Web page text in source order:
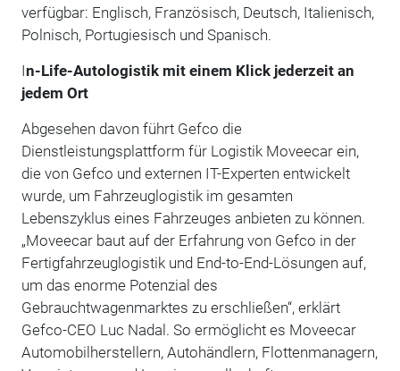
verfügbar: Englisch, Französisch, Deutsch, Italienisch,
Polnisch, Portugiesisch und Spanisch.
In-Life-Autologistik mit einem Klick jederzeit an
jedem Ort
Abgesehen davon führt Gefco die
Dienstleistungsplattform für Logistik Moveecar ein,
die von Gefco und externen IT-Experten entwickelt
wurde, um Fahrzeuglogistik im gesamten
Lebenszyklus eines Fahrzeuges anbieten zu können.
„Moveecar baut auf der Erfahrung von Gefco in der
Fertigfahrzeuglogistik und End-to-End-Lösungen auf,
um das enorme Potenzial des
Gebrauchtwagenmarktes zu erschließen“, erklärt
Gefco-CEO Luc Nadal. So ermöglicht es Moveecar
Automobilherstellern, Autohändlern, Flottenmanagern,